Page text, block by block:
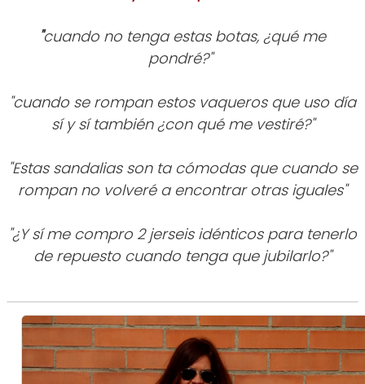
"cuando no tenga estas botas, ¿qué me
pondré?"
"cuando se rompan estos vaqueros que uso día
sí y sí también ¿con qué me vestiré?"
"Estas sandalias son ta cómodas que cuando se
rompan no volveré a encontrar otras iguales"
"¿Y sí me compro 2 jerseis idénticos para tenerlo
de repuesto cuando tenga que jubilarlo?"